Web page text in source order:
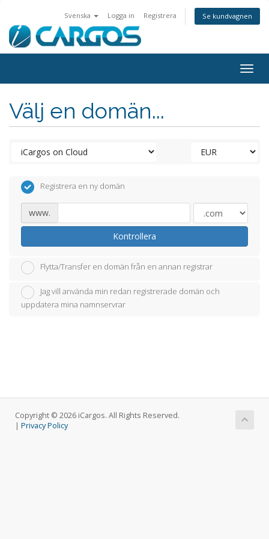
Svenska Logga in Registrera Se kundvagnen
Välj en domän...
Registrera en ny domän
www.
Kontrollera
Flytta/Transfer en domän från en annan registrar
Jag vill använda min redan registrerade domän och
uppdatera mina namnservrar
Copyright © 2026 iCargos. All Rights Reserved.
| Privacy Policy